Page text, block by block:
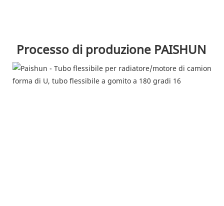
Processo di produzione PAISHUN